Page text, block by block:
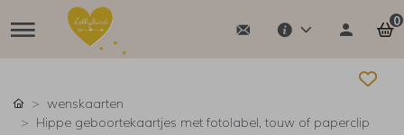
0
wenskaarten
Hippe geboortekaartjes met fotolabel, touw of paperclip